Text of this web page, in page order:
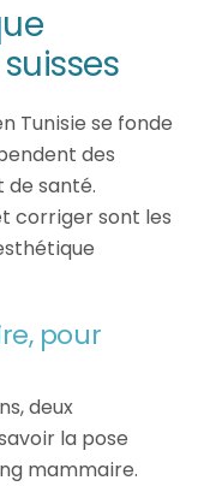
Tunisie se fonde
des
santé.
corriger sont les
pour
deux
la pose
mammaire.